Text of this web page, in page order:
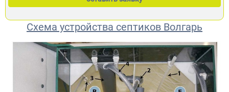
Схема устройства септиков Волгарь